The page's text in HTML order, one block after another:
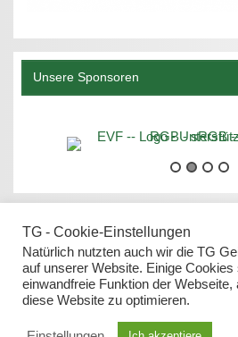
Unsere Sponsoren
Datenschutz
Impressum
TG - Cookie-Einstellungen
Natürlich nutzten auch wir die TG
auf unserer Website. Einige
einwandfreie Funktion der Webseite,
diese Website zu optimieren.